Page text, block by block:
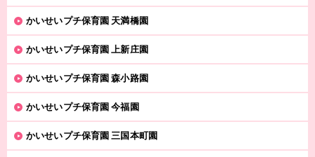
かいせいプチ保育園 天満橋園
かいせいプチ保育園 上新庄園
かいせいプチ保育園 森小路園
かいせいプチ保育園 今福園
かいせいプチ保育園 三国本町園